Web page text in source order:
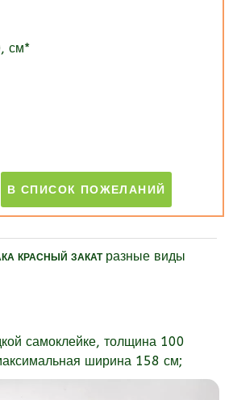
см*
КРАСНЫЙ ЗАКАТ разные виды
самоклейке, толщина 100
ширина 158 см;